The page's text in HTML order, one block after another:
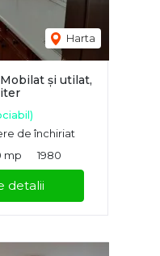
Harta
și utilat,
de închiriat
mp 1980
detalii